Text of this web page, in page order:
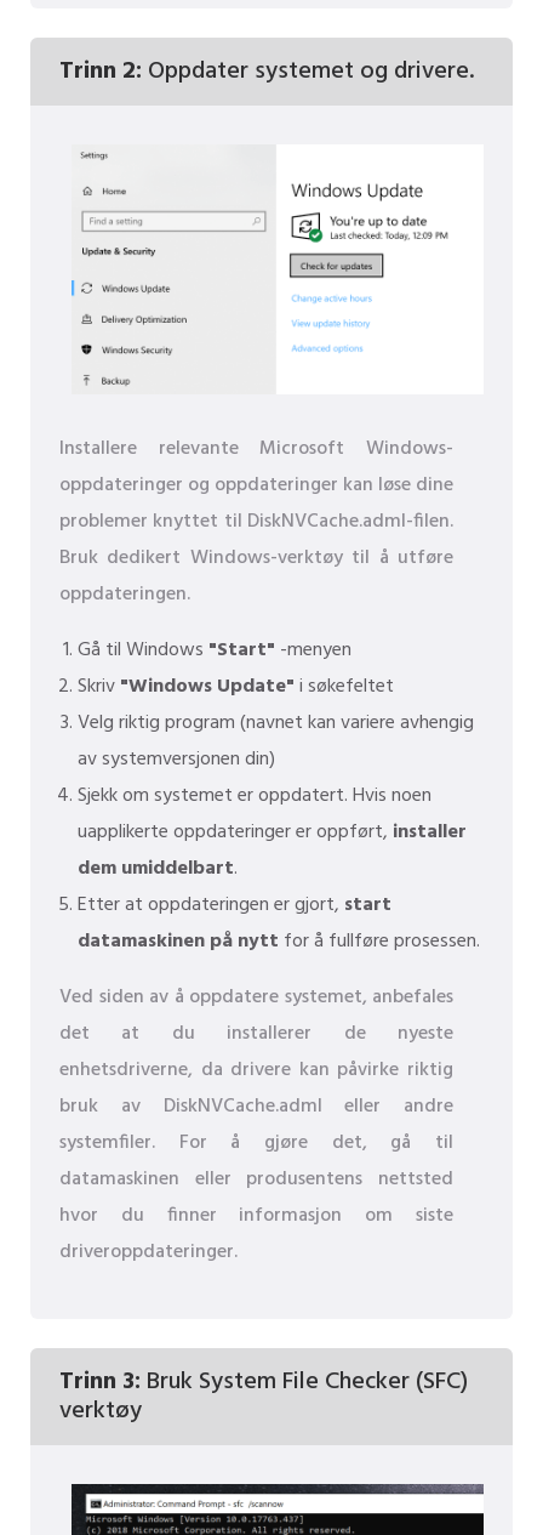
Trinn 2: Oppdater systemet og drivere.
Installere relevante Microsoft Windows-
oppdateringer og oppdateringer kan løse dine
problemer knyttet til DiskNVCache.adml-filen.
Bruk dedikert Windows-verktøy til å utføre
oppdateringen.
Gå til Windows "Start" -menyen
Skriv"Windows Update"i søkefeltet
Velg riktig program (navnet kan variere avhengig
av systemversjonen din)
Sjekk om systemet er oppdatert. Hvis noen
uapplikerte oppdateringer er oppført, installer
dem umiddelbart.
Etter at oppdateringen er gjort, start
datamaskinen på nytt for å fullføre prosessen.
Ved siden av å oppdatere systemet, anbefales
det at du installerer de nyeste
enhetsdriverne, da drivere kan påvirke riktig
bruk av DiskNVCache.adml eller andre
systemfiler. For å gjøre det, gå til
datamaskinen eller produsentens nettsted
hvor du finner informasjon om siste
driveroppdateringer.
Trinn 3: Bruk System File Checker (SFC)
verktøy